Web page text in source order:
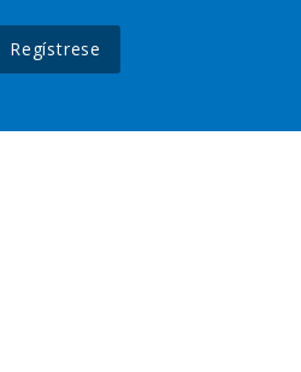
Regístrese